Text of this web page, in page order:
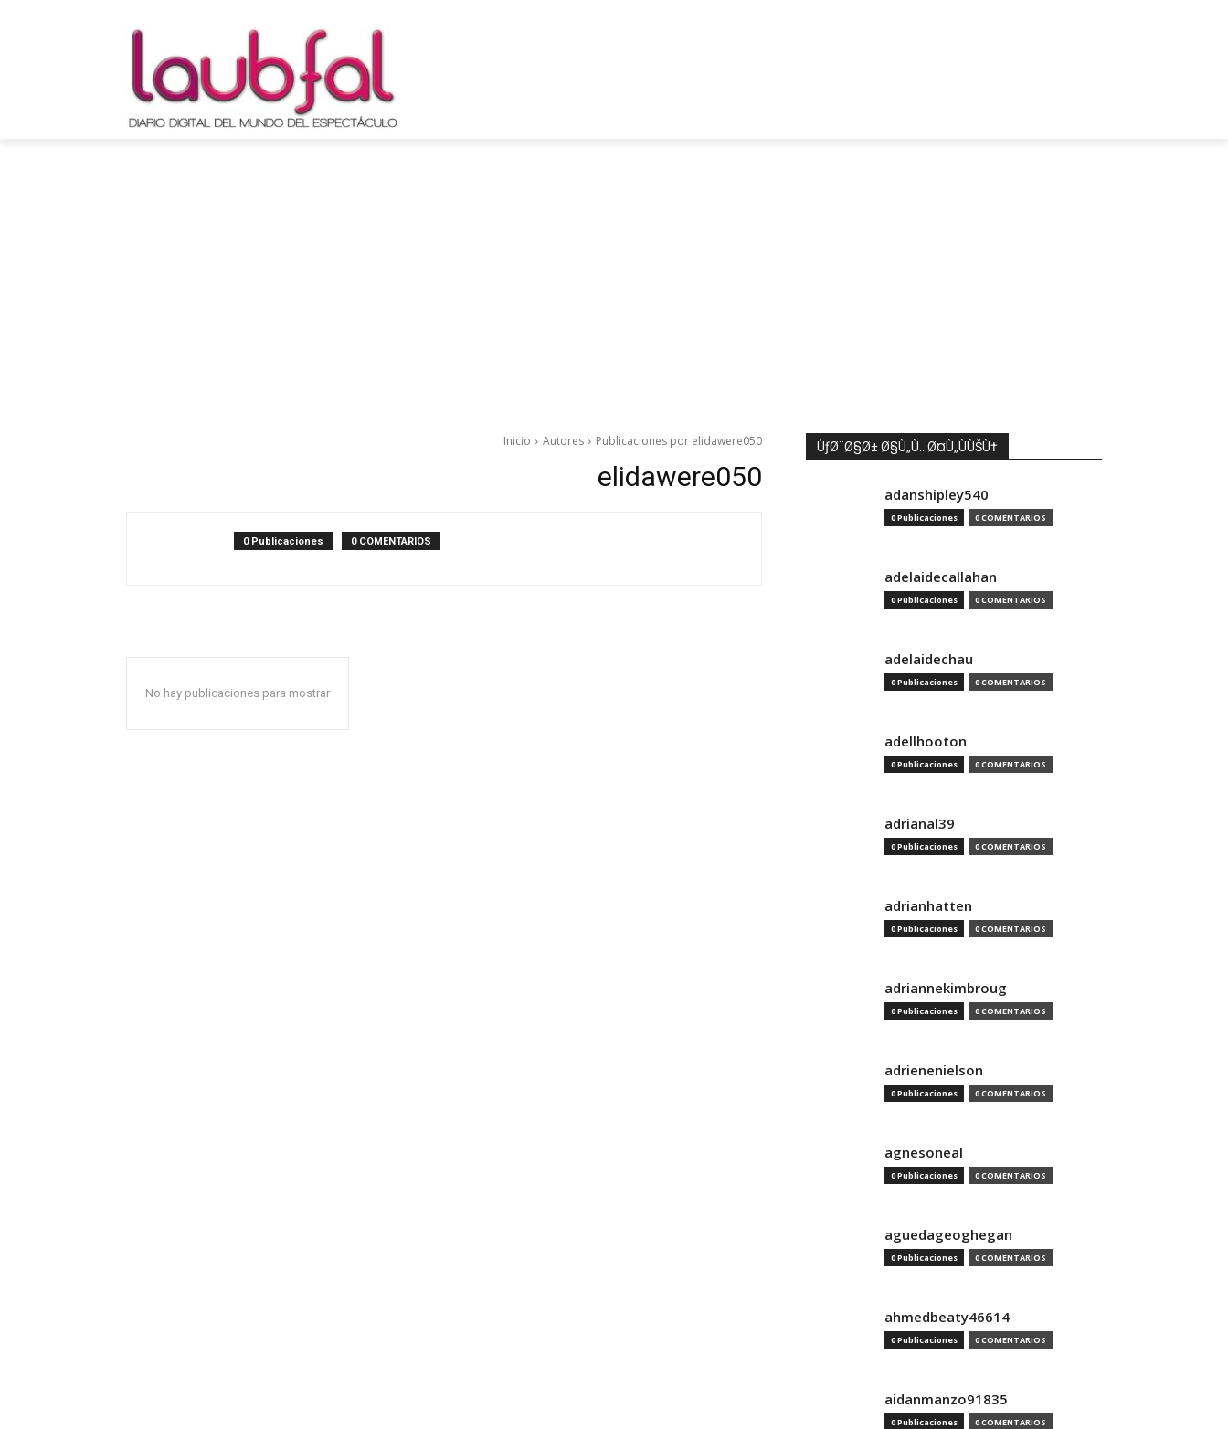
Inicio Autores Publicaciones por elidawere050
elidawere050
0 Publicaciones 0 COMENTARIOS
No hay publicaciones para mostrar
ÙƒØ¨Ø§Ø± Ø§Ù„Ù…Ø¤Ù„ÙÙŠÙ†
adanshipley540
0 Publicaciones 0 COMENTARIOS
adelaidecallahan
0 Publicaciones 0 COMENTARIOS
adelaidechau
0 Publicaciones 0 COMENTARIOS
adellhooton
0 Publicaciones 0 COMENTARIOS
adrianal39
0 Publicaciones 0 COMENTARIOS
adrianhatten
0 Publicaciones 0 COMENTARIOS
adriannekimbroug
0 Publicaciones 0 COMENTARIOS
adrienenielson
0 Publicaciones 0 COMENTARIOS
agnesoneal
0 Publicaciones 0 COMENTARIOS
aguedageoghegan
0 Publicaciones 0 COMENTARIOS
ahmedbeaty46614
0 Publicaciones 0 COMENTARIOS
aidanmanzo91835
0 Publicaciones 0 COMENTARIOS